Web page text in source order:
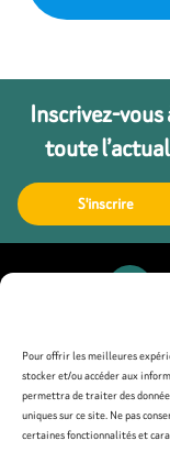
Pour offrir les meilleures
stocker et/ou accéder aux
permettra de traiter des
uniques sur ce site. Ne pas
certaines fonctionnalités et
Inscrivez-
toute
S'inscrire